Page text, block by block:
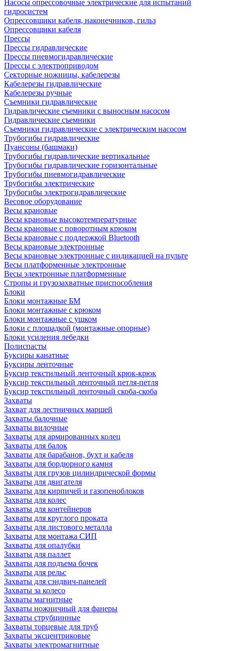
Насосы опрессовочные электрические для испытаний
гидросистем
Опрессовщики кабеля, наконечников, гильз
Опрессовщики кабеля
Прессы
Прессы гидравлические
Прессы пневмогидравлические
Прессы с электроприводом
Секторные ножницы, кабелерезы
Кабелерезы гидравлические
Кабелерезы ручные
Съемники гидравлические
Гидравлические cъемники с выносным насосом
Гидравлические съемники
Съемники гидравлические с электрическим насосом
Трубогибы гидравлические
Пуансоны (башмаки)
Трубогибы гидравлические вертикальные
Трубогибы гидравлические горизонтальные
Трубогибы пневмогидравлические
Трубогибы электрические
Трубогибы электрогидравлические
Весовое оборудование
Весы крановые
Весы крановые высокотемпературные
Весы крановые с поворотным крюком
Весы крановые с поддержкой Bluetooth
Весы крановые электронные
Весы крановые электронные с индикацией на пульте
Весы платформенные электронные
Весы электронные платформенные
Стропы и грузозахватные приспособления
Блоки
Блоки монтажные БМ
Блоки монтажные с крюком
Блоки монтажные с ушком
Блоки с площадкой (монтажные опорные)
Блоки усиления лебедки
Полиспасты
Буксиры канатные
Буксиры ленточные
Буксир текстильный ленточный крюк-крюк
Буксир текстильный ленточный петля-петля
Буксир текстильный ленточный скоба-скоба
Захваты
Захват для лестничных маршей
Захваты балочные
Захваты вилочные
Захваты для армированных колец
Захваты для балок
Захваты для барабанов, бухт и кабеля
Захваты для бордюрного камня
Захваты для грузов цилиндрической формы
Захваты для двигателя
Захваты для кирпичей и газопеноблоков
Захваты для колес
Захваты для контейнеров
Захваты для круглого проката
Захваты для листового металла
Захваты для монтажа СИП
Захваты для опалубки
Захваты для паллет
Захваты для подъема бочек
Захваты для рельс
Захваты для сэндвич-панелей
Захваты за колесо
Захваты магнитные
Захваты ножничный для фанеры
Захваты струбцинные
Захваты торцевые для труб
Захваты эксцентриковые
Захваты электромагнитные